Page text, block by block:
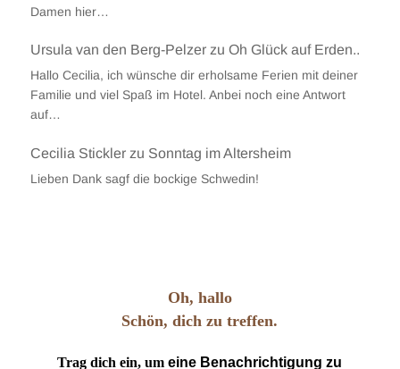
Damen hier…
Ursula van den Berg-Pelzerzu Oh Glück auf Erden..
Hallo Cecilia, ich wünsche dir erholsame Ferien mit deiner
Familie und viel Spaß im Hotel. Anbei noch eine Antwort
auf…
Cecilia Sticklerzu Sonntag im Altersheim
Lieben Dank sagf die bockige Schwedin!
Oh, hallo
Schön, dich zu treffen.
Trag dich ein, umeine Benachrichtigung zu